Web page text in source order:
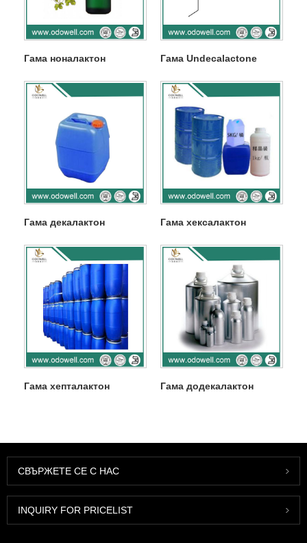
Гама ноналактон Гама Undecalactone
Гама декалактон Гама хексалактон
Гама хепталактон Гама додекалактон
СВЪРЖЕТЕ СЕ С НАС
INQUIRY FOR PRICELIST